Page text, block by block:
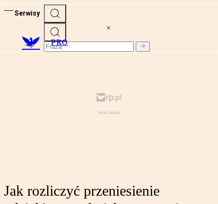
Serwisy
PRO
Jak rozliczyć przeniesienie